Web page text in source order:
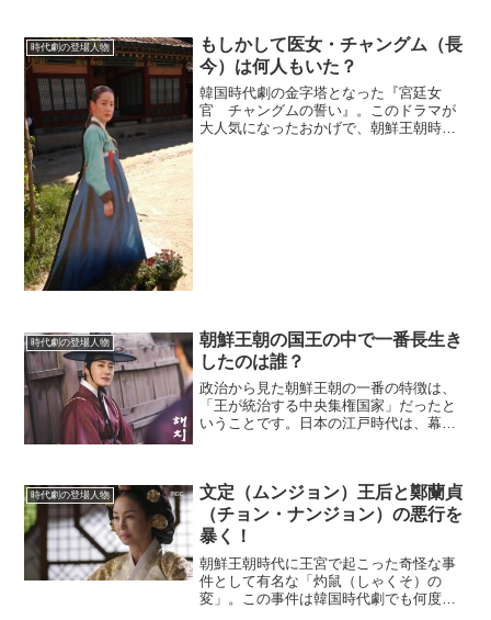
時代劇の登場人物
もしかして医女・チャングム（長
今）は何人もいた？
韓国時代劇の金字塔となった『宮廷女
官 チャングムの誓い』。このドラマが
大人気になったおかげで、朝鮮王朝時代
時代劇の登場人物
朝鮮王朝の国王の中で一番長生き
したのは誰？
政治から見た朝鮮王朝の一番の特徴は、
「王が統治する中央集権国家」だったと
いうことです。日本の江戸時代は、幕府
の隅々に及ぶ中央集権体制に...
時代劇の登場人物
文定（ムンジョン）王后と鄭蘭貞
（チョン・ナンジョン）の悪行を
暴く！
朝鮮王朝時代に王宮で起こった奇怪な事
件として有名な「灼鼠（しゃくそ）の
変」。この事件は韓国時代劇でも何度か